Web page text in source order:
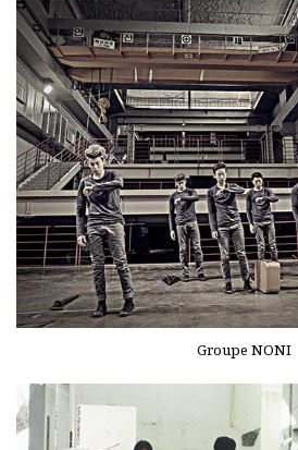
Groupe NONI